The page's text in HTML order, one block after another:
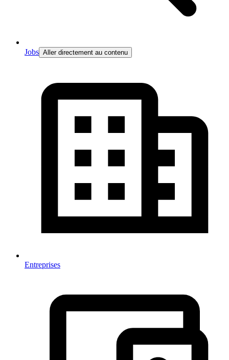
Jobs Aller directement au contenu
Entreprises